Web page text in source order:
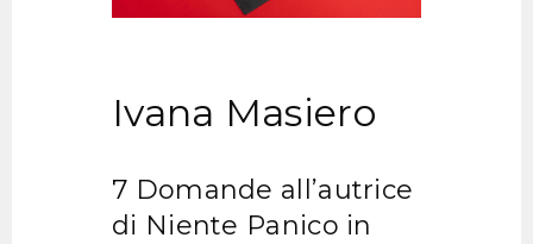
Ivana Masiero
7 Domande all’autrice
di Niente Panico in